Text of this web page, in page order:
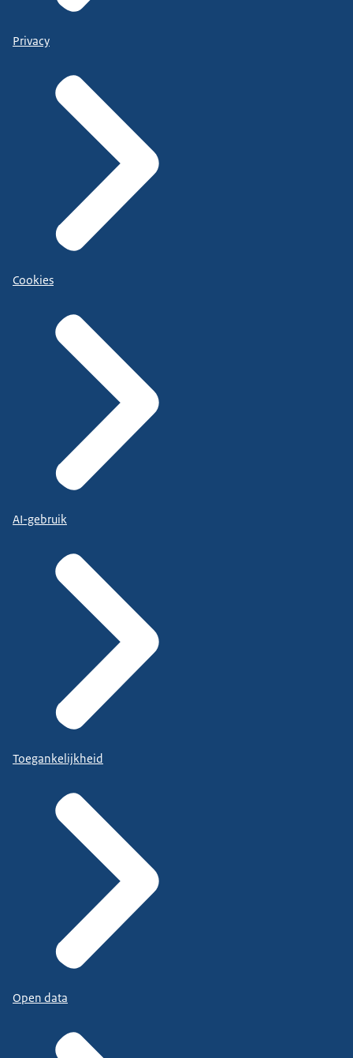
Privacy
Cookies
AI-gebruik
Toegankelijkheid
Open data